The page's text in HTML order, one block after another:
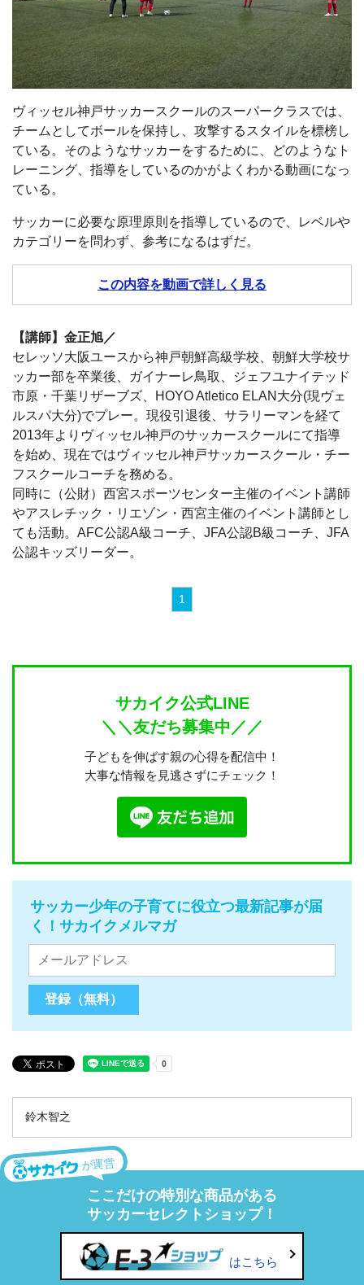
ヴィッセル神戸サッカースクールのスーパークラスでは、
チームとしてボールを保持し、攻撃するスタイルを標榜し
ている。そのようなサッカーをするために、どのようなト
レーニング、指導をしているのかがよくわかる動画になっ
ている。
サッカーに必要な原理原則を指導しているので、レベルや
カテゴリーを問わず、参考になるはずだ。
この内容を動画で詳しく見る
【講師】金正旭／
セレッソ大阪ユースから神戸朝鮮高級学校、朝鮮大学校サ
ッカー部を卒業後、ガイナーレ鳥取、ジェフユナイテッド
市原・千葉リザーブズ、HOYO Atletico ELAN大分(現ヴェ
ルスパ大分)でプレー。現役引退後、サラリーマンを経て
2013年よりヴィッセル神戸のサッカースクールにて指導
を始め、現在ではヴィッセル神戸サッカースクール・チー
フスクールコーチを務める。
同時に（公財）西宮スポーツセンター主催のイベント講師
やアスレチック・リエゾン・西宮主催のイベント講師とし
ても活動。AFC公認A級コーチ、JFA公認B級コーチ、JFA
公認キッズリーダー。
1
サカイク公式LINE
＼＼友だち募集中／／
子どもを伸ばす親の心得を配信中！
大事な情報を見逃さずにチェック！
サッカー少年の子育てに役立つ最新記事が届
く！サカイクメルマガ
鈴木智之
が運営
ここだけの特別な商品がある
サッカーセレクトショップ！
はこちら